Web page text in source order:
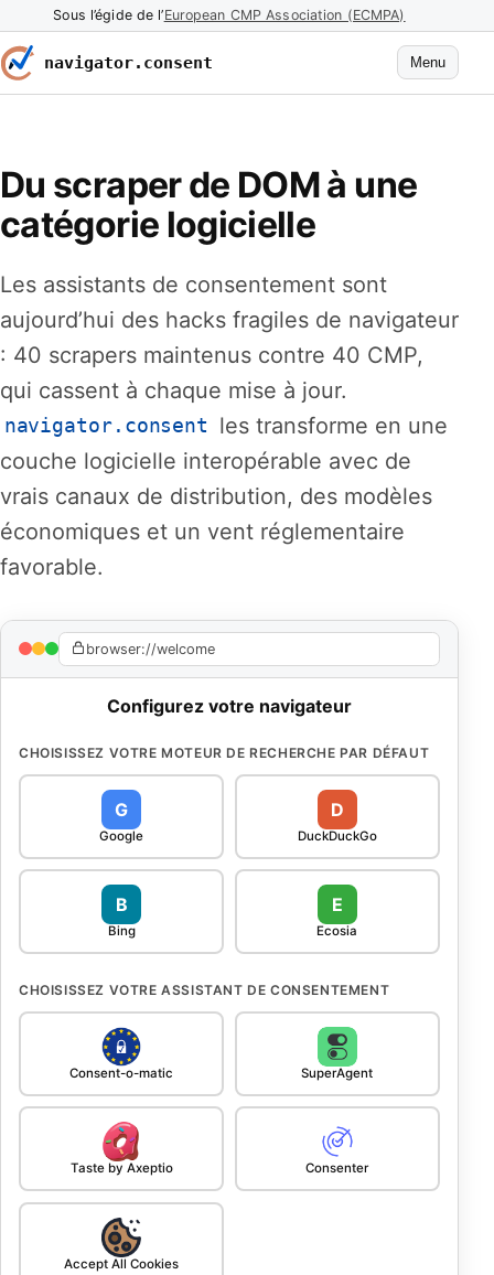
Sous l’égide de l’European CMP Association (ECMPA)
navigator.consent Menu
Du scraper de DOM à une
catégorie logicielle
Les assistants de consentement sont
aujourd’hui des hacks fragiles de navigateur
: 40 scrapers maintenus contre 40 CMP,
qui cassent à chaque mise à jour.
navigator.consent
les transforme en une
couche logicielle interopérable avec de
vrais canaux de distribution, des modèles
économiques et un vent réglementaire
favorable.
browser://welcome
Configurez votre navigateur
CHOISISSEZ VOTRE MOTEUR DE RECHERCHE PAR DÉFAUT
G
Google
D
DuckDuckGo
B
Bing
E
Ecosia
CHOISISSEZ VOTRE ASSISTANT DE CONSENTEMENT
Consent-o-matic SuperAgent
Taste by Axeptio Consenter
Accept All Cookies